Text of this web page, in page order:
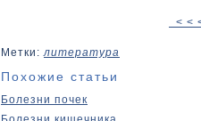
< <
Метки:литература
Похожие статьи
Болезни почек